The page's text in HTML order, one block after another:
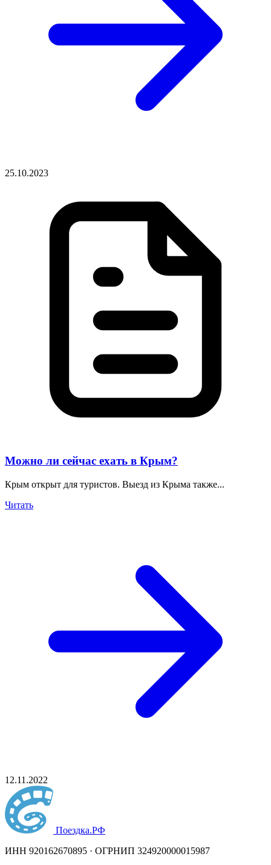
25.10.2023
Можно ли сейчас ехать в Крым?
Крым открыт для туристов. Выезд из Крыма также...
Читать
12.11.2022
Поездка.РФ
ИНН 920162670895 · ОГРНИП 324920000015987